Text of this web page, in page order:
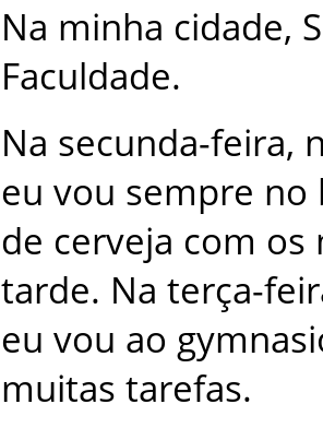
Na minha cidade,
Faculdade.
Na secunda-feira,
eu vou sempre no
de cerveja com os
tarde. Na terça-
eu vou ao
muitas tarefas.